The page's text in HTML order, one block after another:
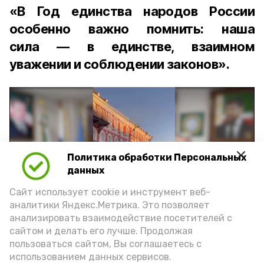
Политика обработки Персональных
данных
Сайт использует cookie и инструмент веб-
аналитики Яндекс.Метрика. Это позволяет
анализировать взаимодействие посетителей с
сайтом и делать его лучше. Продолжая
пользоваться сайтом, Вы соглашаетесь с
использованием данных сервисов.
«В Год единства народов России
особенно важно помнить: наша
сила — в единстве, взаимном
уважении и соблюдении законов».
Play
Video
Видео: управление пресс-службы и информации
администрации губернатора АО